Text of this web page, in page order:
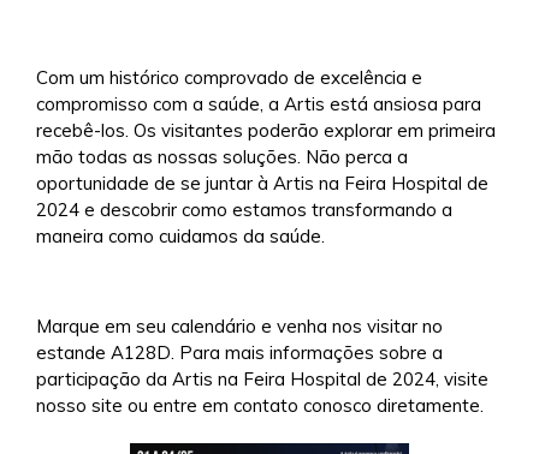
Com um histórico comprovado de excelência e
compromisso com a saúde, a Artis está ansiosa para
recebê-los. Os visitantes poderão explorar em primeira
mão todas as nossas soluções. Não perca a
oportunidade de se juntar à Artis na Feira Hospital de
2024 e descobrir como estamos transformando a
maneira como cuidamos da saúde.
Marque em seu calendário e venha nos visitar no
estande A128D. Para mais informações sobre a
participação da Artis na Feira Hospital de 2024, visite
nosso site ou entre em contato conosco diretamente.